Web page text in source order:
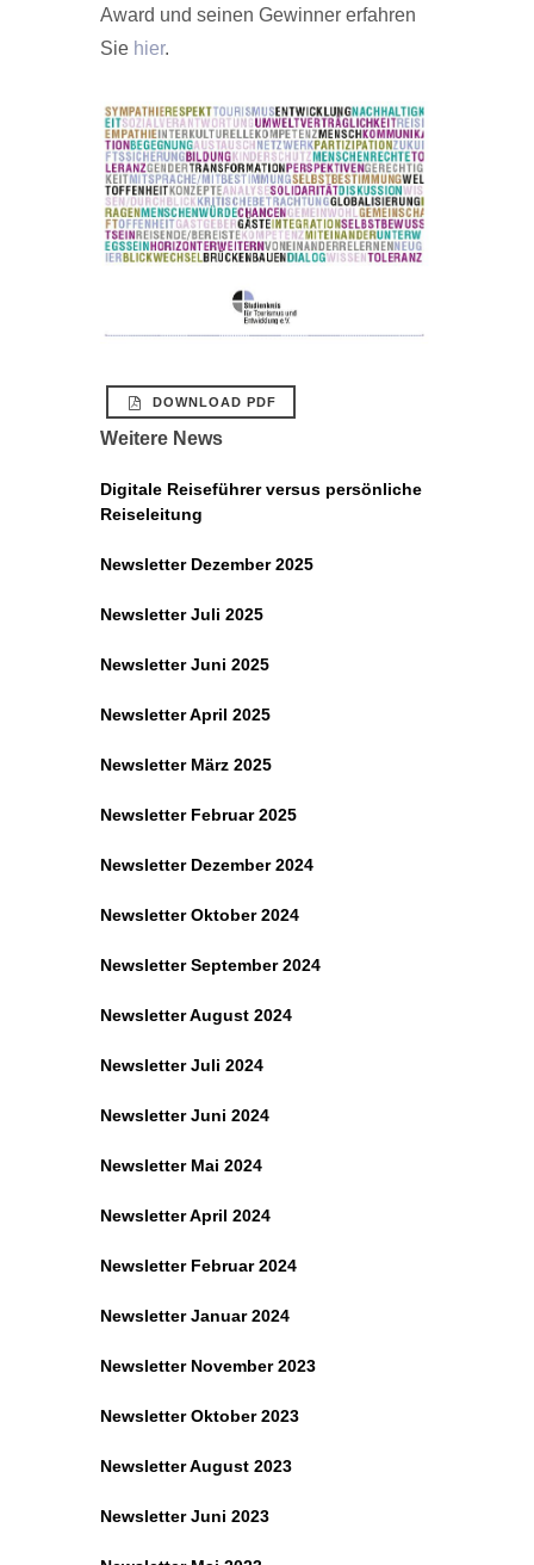
Award und seinen Gewinner erfahren
Sie hier.
DOWNLOAD PDF
Weitere News
Digitale Reiseführer versus persönliche
Reiseleitung
Newsletter Dezember 2025
Newsletter Juli 2025
Newsletter Juni 2025
Newsletter April 2025
Newsletter März 2025
Newsletter Februar 2025
Newsletter Dezember 2024
Newsletter Oktober 2024
Newsletter September 2024
Newsletter August 2024
Newsletter Juli 2024
Newsletter Juni 2024
Newsletter Mai 2024
Newsletter April 2024
Newsletter Februar 2024
Newsletter Januar 2024
Newsletter November 2023
Newsletter Oktober 2023
Newsletter August 2023
Newsletter Juni 2023